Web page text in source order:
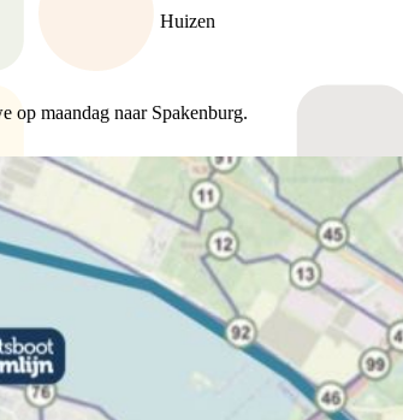
Huizen
op maandag naar Spakenburg.